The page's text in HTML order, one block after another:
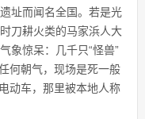
址而闻名全国。若是光
刀耕火类的马家浜人大
象惊呆：几千只“怪兽”
何朝气，现场是死一般
动车，那里被本地人称